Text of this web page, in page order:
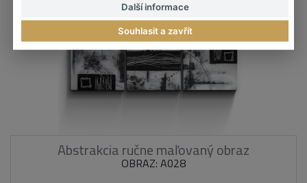
Abstrakcia ručne maľovaný obraz
OBRAZ: A028
Další informace
Souhlasit a zavřít